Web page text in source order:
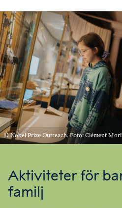
© Nobel Prize Outreach. Foto: Clément
Aktiviteter för
familj